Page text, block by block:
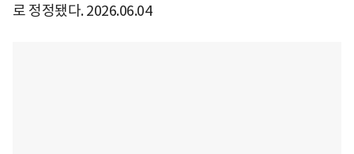
로 정정됐다. 2026.06.04